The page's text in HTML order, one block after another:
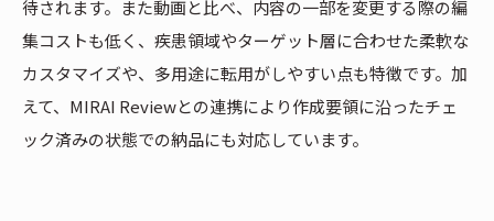
待されます。また動画と比べ、内容の一部を変更する際の編
集コストも低く、疾患領域やターゲット層に合わせた柔軟な
カスタマイズや、多用途に転用がしやすい点も特徴です。加
えて、MIRAI Reviewとの連携により作成要領に沿ったチェ
ック済みの状態での納品にも対応しています。